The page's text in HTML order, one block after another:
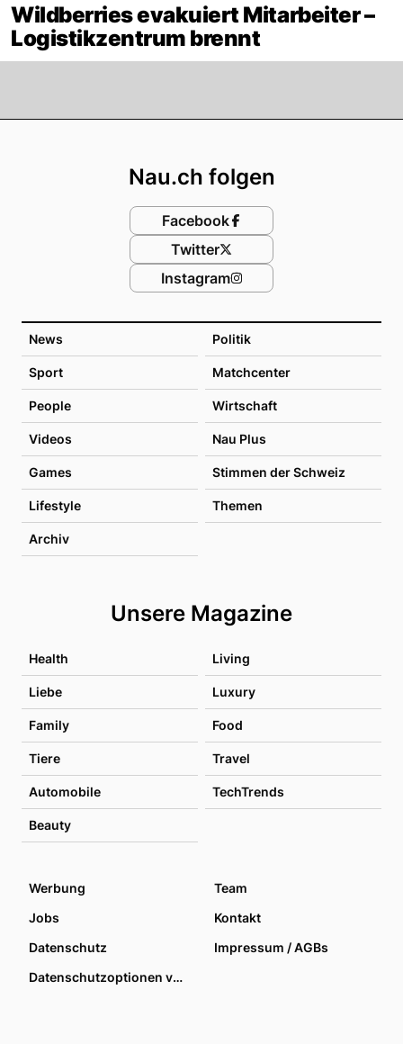
Wildberries evakuiert Mitarbeiter –
Logistikzentrum brennt
News Politik
Sport Matchcenter
People Wirtschaft
Videos Nau Plus
Games Stimmen der Schweiz
Lifestyle Themen
Archiv
Unsere Magazine
Health Living
Liebe Luxury
Family Food
Tiere Travel
Automobile TechTrends
Beauty
Nau.ch folgen
Facebook
Twitter
Instagram
Werbung
Team
Jobs
Kontakt
Datenschutz
Impressum / AGBs
Datenschutzoptionen verwalten